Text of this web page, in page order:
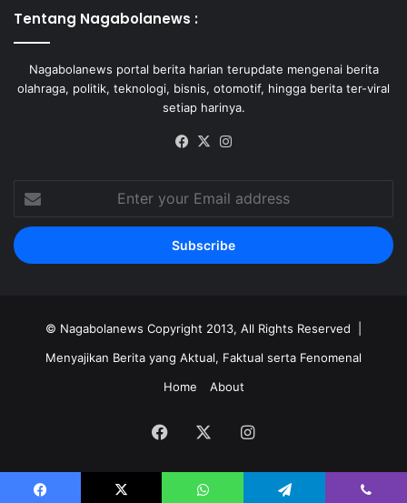
Tentang Nagabolanews :
Nagabolanews portal berita harian terupdate mengenai berita
olahraga, politik, teknologi, bisnis, otomotif, hingga berita ter-viral
setiap harinya.
Facebook
X
Enter
your
Email
address
© Nagabolanews Copyright 2013, All Rights Reserved |
Menyajikan Berita yang Aktual, Faktual serta Fenomenal
Home
About
Facebook Instagram